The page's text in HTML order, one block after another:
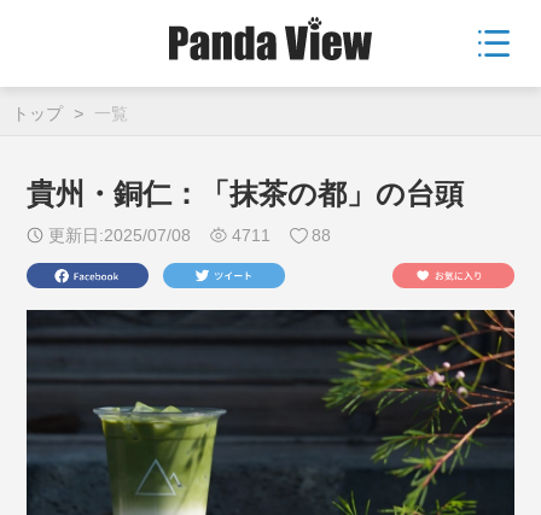
トップ > 一覧
貴州・銅仁：「抹茶の都」の台頭
更新日:2025/07/08 4711 88